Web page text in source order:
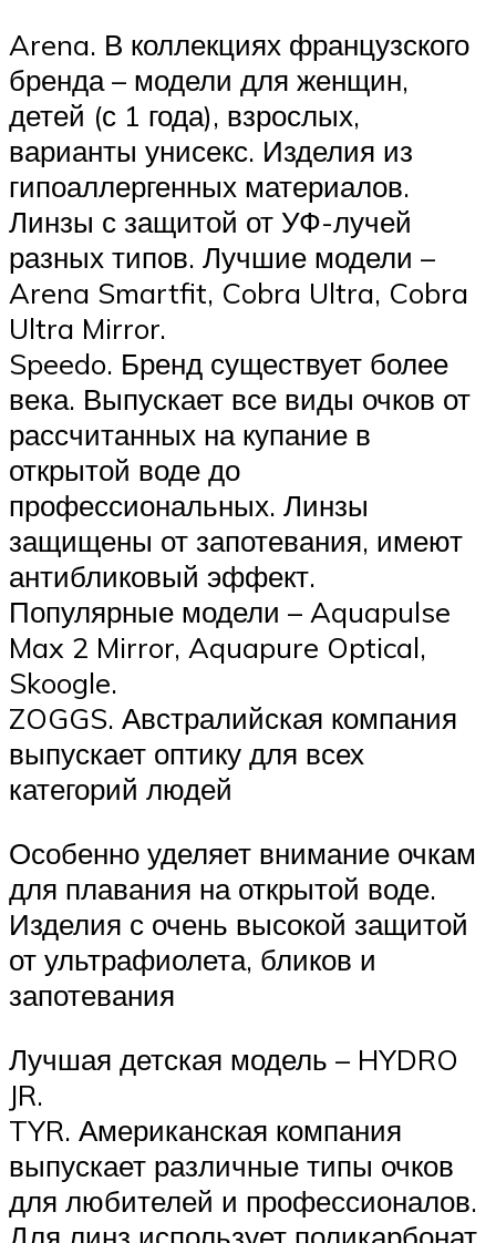
Arena. В коллекциях французского
бренда – модели для женщин,
детей (с 1 года), взрослых,
варианты унисекс. Изделия из
гипоаллергенных материалов.
Линзы с защитой от УФ-лучей
разных типов. Лучшие модели –
Arena Smartfit, Cobra Ultra, Cobra
Ultra Mirror.
Speedo. Бренд существует более
века. Выпускает все виды очков от
рассчитанных на купание в
открытой воде до
профессиональных. Линзы
защищены от запотевания, имеют
антибликовый эффект.
Популярные модели – Aquapulse
Max 2 Mirror, Aquapure Optical,
Skoogle.
ZOGGS. Австралийская компания
выпускает оптику для всех
категорий людей
Особенно уделяет внимание очкам
для плавания на открытой воде.
Изделия с очень высокой защитой
от ультрафиолета, бликов и
запотевания
Лучшая детская модель – HYDRO
JR.
TYR. Американская компания
выпускает различные типы очков
для любителей и профессионалов.
Для линз использует поликарбонат,